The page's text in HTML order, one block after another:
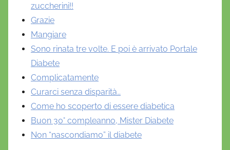
zuccherini!!
Grazie
Mangiare
Sono rinata tre volte. E poi è arrivato Portale
Diabete
Complicatamente
Curarci senza disparità…
Come ho scoperto di essere diabetica
Buon 30° compleanno, Mister Diabete
Non “nascondiamo” il diabete